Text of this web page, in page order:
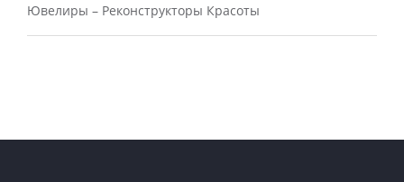
Ювелиры – Реконструкторы Красоты